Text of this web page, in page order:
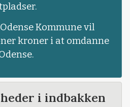
Kommune vil
kroner i at omdanne
i indbakken